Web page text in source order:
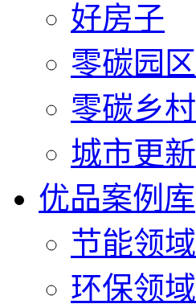
好房子
零碳园区
零碳乡村
城市更新
优品案例库
节能领域
环保领域